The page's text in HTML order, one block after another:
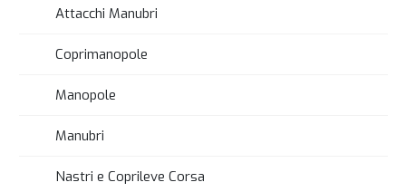
Attacchi Manubri
Coprimanopole
Manopole
Manubri
Nastri e Coprileve Corsa